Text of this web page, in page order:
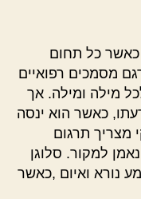
כאשר כל תחום
מסמכים רפואיים
מילה ומילה. אך
כאשר הוא ינסה
מצריך תרגום
למקור. סלוגן
נורא ואיום ,כאשר